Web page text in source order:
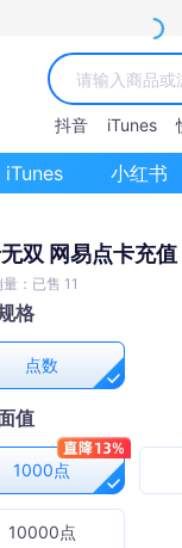
抖音 iTunes
iTunes 小红书
双 网易点卡充值
：已售 11
格
点数
值
1000点
10000点